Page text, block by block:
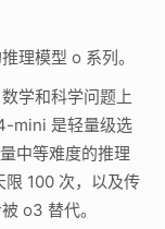
理模型 o 系列。
学和科学问题上
mini 是轻量级选
中等难度的推理
100 次，以及传
o3 替代。